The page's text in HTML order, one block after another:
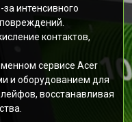
интенсивного
контактов,
сервисе Acer
и оборудованием для
восстанавливая